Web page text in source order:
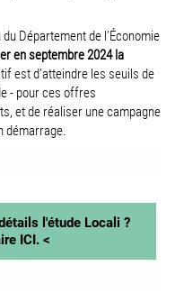
Département de l’Économie
en septembre 2024 la
est d’atteindre les seuils de
- pour ces offres
et de réaliser une campagne
démarrage.
l'étude Locali ?
ICI. <